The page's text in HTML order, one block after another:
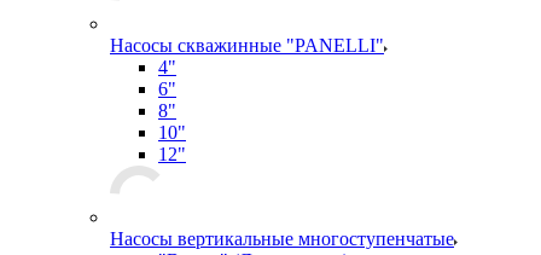
Насосы скважинные "PANELLI"
4"
6"
8"
10"
12"
Насосы вертикальные многоступенчатые